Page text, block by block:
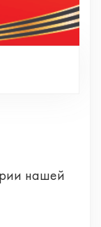
нашей